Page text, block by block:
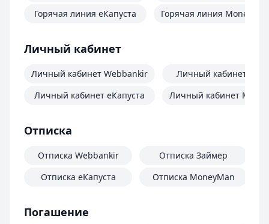
Горячая линия еКапуста
Горячая линия
Личный кабинет
Личный кабинет Webbankir
Личный кабинет еКапуста
Личный кабинет
Личный кабинет
Отписка
Отписка Webbankir
Отписка еКапуста
Отписка Займер
Отписка MoneyMan
Погашение